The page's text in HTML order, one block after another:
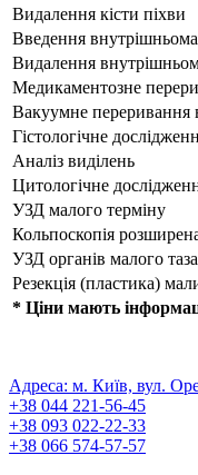
Видалення кісти піхви
Введення
Видалення
Медикаментозне
Вакуумне переривання
Гістологічне
Аналіз виділень
Цитологічне
УЗД малого терміну
Кольпоскопія
УЗД органів малого таза
Резекція (пластика)
* Ціни мають
Адреса: м. Київ, вул.
+38 044 221-56-45
+38 093 022-22-33
+38 066 574-57-57